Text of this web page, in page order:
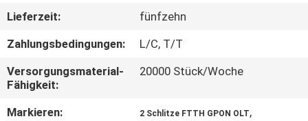
TRETEN
SIE
MIT
UNS
IN
Lieferzeit:
fünfzehn
Zahlungsbedingungen:
L/C, T/T
Versorgungsmaterial-
Fähigkeit:
20000 Stück/Woche
Markieren: 2 Schlitze FTTH GPON OLT,